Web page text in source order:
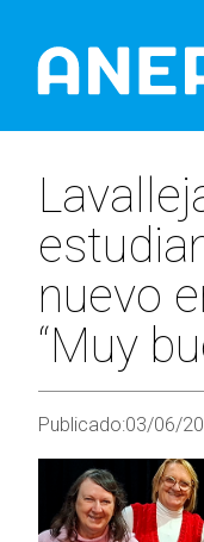
nuevo
“Muy
Publicado:03/06/